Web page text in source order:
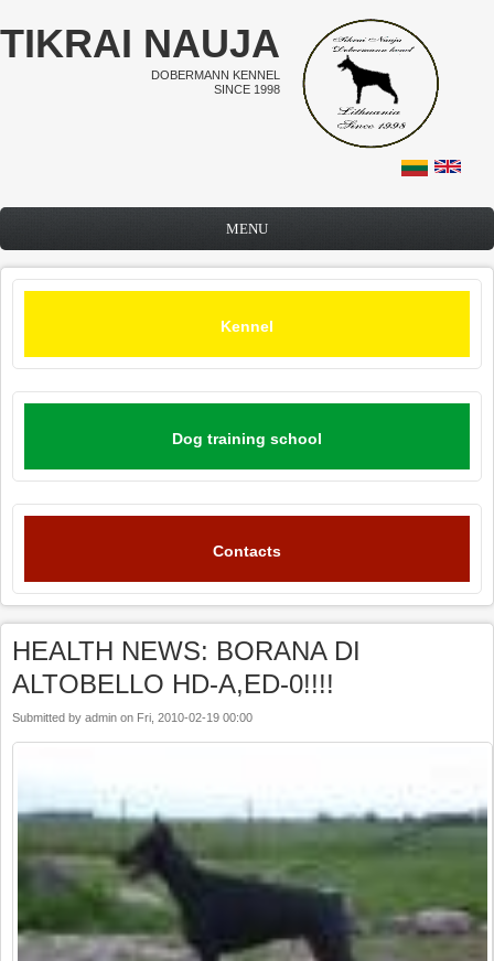
Skip to main content
TIKRAI NAUJA
DOBERMANN KENNEL
SINCE 1998
MENU
Kennel
Dog training school
Contacts
HEALTH NEWS: BORANA DI
ALTOBELLO HD-A,ED-0!!!!
Submitted by admin on Fri, 2010-02-19 00:00